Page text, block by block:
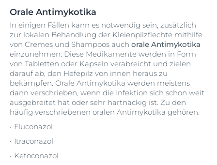
Orale Antimykotika
In einigen Fällen kann es notwendig sein, zusätzlich
zur lokalen Behandlung der Kleienpilzflechte mithilfe
von Cremes und Shampoos auch orale Antimykotika
einzunehmen. Diese Medikamente werden in Form
von Tabletten oder Kapseln verabreicht und zielen
darauf ab, den Hefepilz von innen heraus zu
bekämpfen. Orale Antimykotika werden meistens
dann verschrieben, wenn die Infektion sich schon weit
ausgebreitet hat oder sehr hartnäckig ist. Zu den
häufig verschriebenen oralen Antimykotika gehören:
Fluconazol
Itraconazol
Ketoconazol